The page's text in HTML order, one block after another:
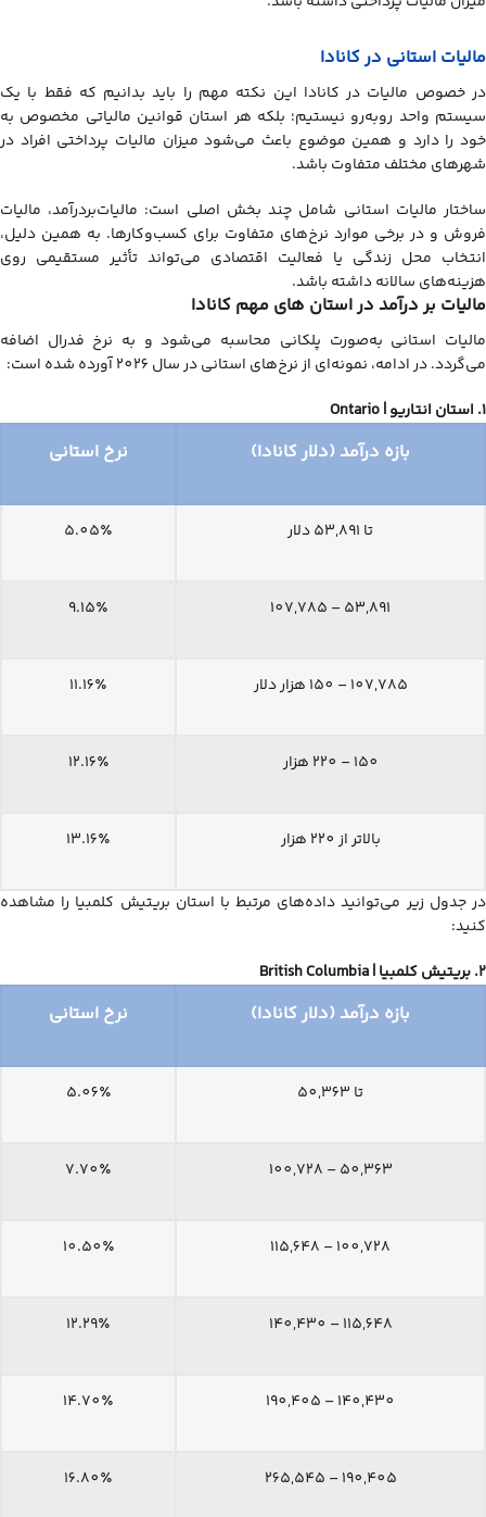
مالیات استانی در کانادا
در خصوص مالیات در کانادا این نکته مهم را باید بدانیم که فقط با یک
سیستم واحد روبه‌رو نیستیم؛ بلکه هر استان قوانین مالیاتی مخصوص به
خود را دارد و همین موضوع باعث می‌شود میزان مالیات پرداختی افراد در
شهرهای مختلف متفاوت باشد.
ساختار مالیات استانی شامل چند بخش اصلی است: مالیات‌بردرآمد، مالیات
فروش و در برخی موارد نرخ‌های متفاوت برای کسب‌وکارها. به همین دلیل،
انتخاب محل زندگی یا فعالیت اقتصادی می‌تواند تأثیر مستقیمی روی
هزینه‌های سالانه داشته باشد.
مالیات بر درآمد در استان های مهم کانادا
مالیات استانی به‌صورت پلکانی محاسبه می‌شود و به نرخ فدرال اضافه
می‌گردد. در ادامه، نمونه‌ای از نرخ‌های استانی در سال 2026 آورده شده است:
1. استان انتاریو |
Ontario
بازه درآمد (دلار کانادا) نرخ استانی
تا 53,891 دلار 5.05٪
53,891 – 107,785 9.15٪
107,785 – 150 هزار دلار 11.16٪
150 – 220 هزار 12.16٪
بالاتر از 220 هزار 13.16٪
در جدول زیر می‌توانید داده‌های مرتبط با استان بریتیش کلمبیا را مشاهده
کنید:
2. بریتیش کلمبیا |
British Columbia
بازه درآمد (دلار کانادا) نرخ استانی
تا 50,363 5.06٪
50,363 – 100,728 7.70٪
100,728 – 115,648 10.50٪
115,648 – 140,430 12.29٪
140,430 – 190,405 14.70٪
190,405 – 265,545 16.80٪